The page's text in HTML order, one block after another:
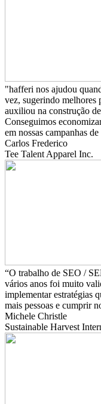
"hafferi nos ajudou
vez, sugerindo melhores
auxiliou na construção
Conseguimos
em nossas campanhas
Carlos Frederico
Tee Talent Apparel Inc.
“O trabalho de SEO /
vários anos foi muito
implementar estratégias
mais pessoas e cumprir
Michele Christle
Sustainable Harvest